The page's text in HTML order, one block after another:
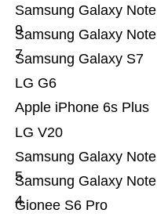
Gionee S6 Pro
Samsung Galaxy Note
4
Samsung Galaxy Note
5
LG V20
Apple iPhone 6s Plus
LG G6
Samsung Galaxy S7
Samsung Galaxy Note
7
Samsung Galaxy Note
9